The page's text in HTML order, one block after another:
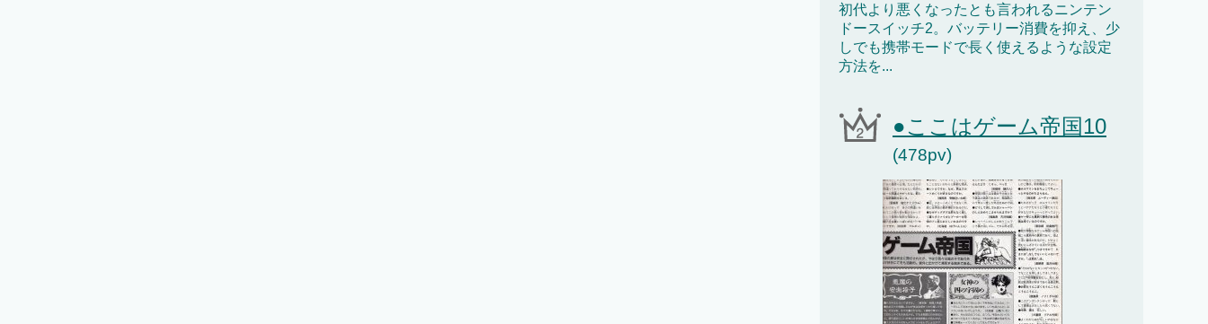
初代より悪くなったとも言われるニンテン
ドースイッチ2。バッテリー消費を抑え、少
しでも携帯モードで長く使えるような設定
方法を...
●ここはゲーム帝国10
(478pv)